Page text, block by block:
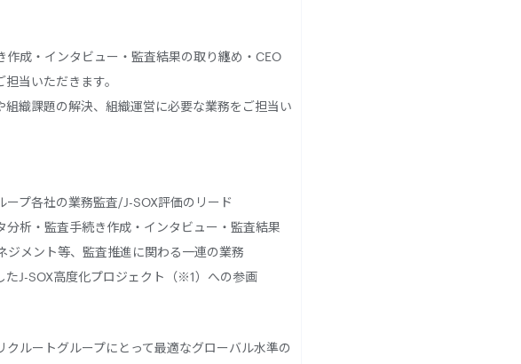
成・インタビュー・監査結果の取り纏め・CEO
当いただきます。
織課題の解決、組織運営に必要な業務をご担当い
プ各社の業務監査/J-SOX評価のリード
析・監査手続き作成・インタビュー・監査結果
ジメント等、監査推進に関わる一連の業務
たJ-SOX高度化プロジェクト（※1）への参画
ルートグループにとって最適なグローバル水準の